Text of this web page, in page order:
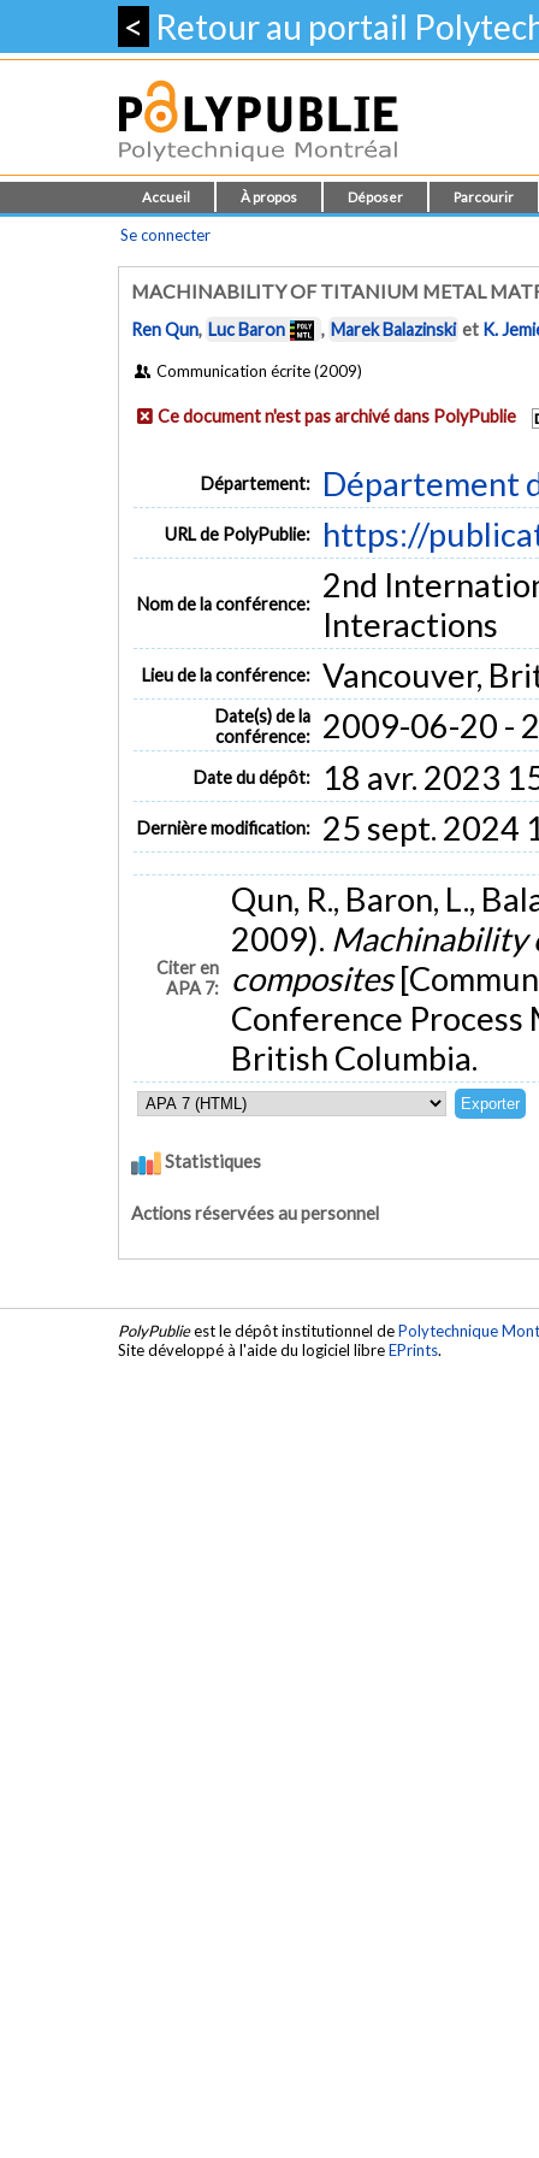
< Retour au portail
Accueil À propos Déposer Parcourir
Se connecter
MACHINABILITY OF TITANIUM METAL
Ren Qun, Luc Baron , Marek Balazinski et K.
Communication écrite (2009)
Ce document n'est pas archivé dans PolyPublie
Département: Département
URL de PolyPublie: https://
Nom de la conférence:
2nd
Interactions
Lieu de la conférence: Vancouver,
Date(s) de la
conférence:
2009-06-20 -
Date du dépôt: 18 avr. 2023
Dernière modification: 25 sept. 2024
Citer en
APA 7:
Qun, R., Baron, L.,
2009). Machinability
composites
Conference Process
British Columbia.
Statistiques
Actions réservées au personnel
PolyPublieest le dépôt institutionnel dePolytechnique
Site développé à l'aide du logiciel libreEPrints.